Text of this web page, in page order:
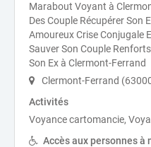
Marabout Voyant à
Des Couple Récupérer Son
Amoureux Crise Conjugale
Sauver Son Couple
Son Ex à Clermont-Ferrand
Clermont-Ferrand
Activités
Voyance cartomancie,
Accès aux personnes